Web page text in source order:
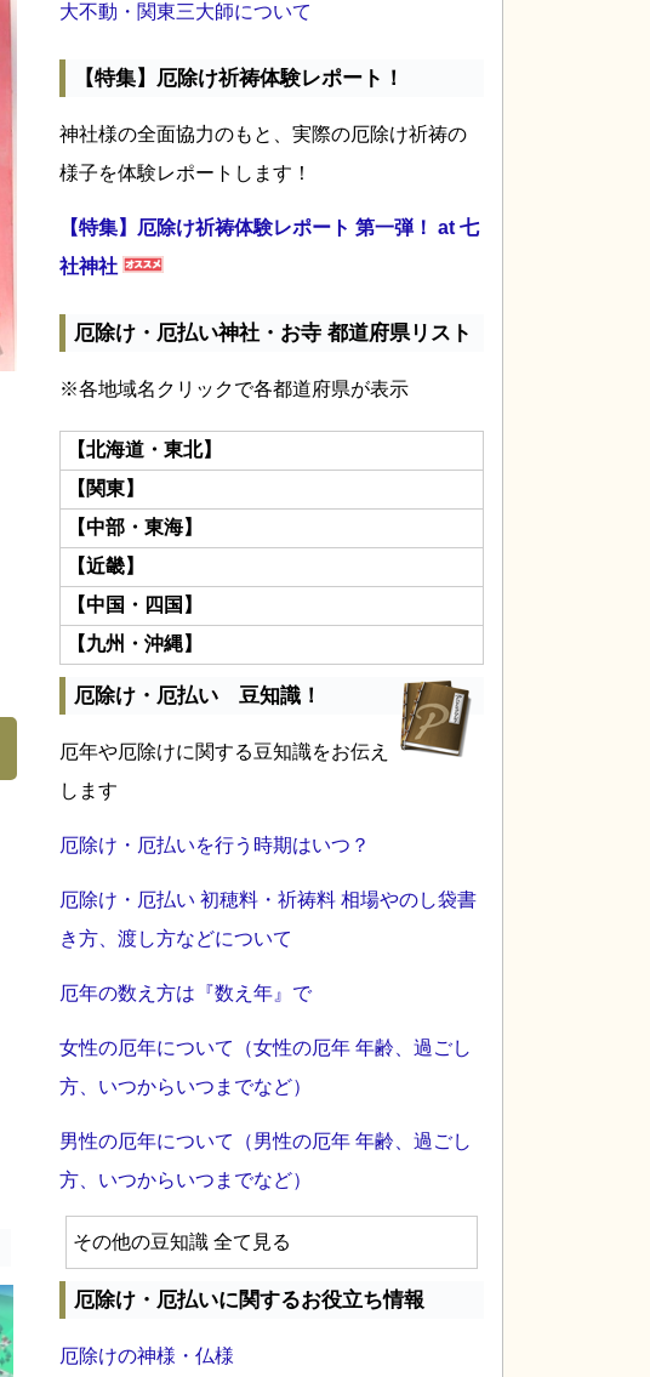
大不動・関東三大師について
【特集】厄除け祈祷体験レポート！
神社様の全面協力のもと、実際の厄除け祈祷の
様子を体験レポートします！
【特集】厄除け祈祷体験レポート 第一弾！ at 七
社神社
厄除け・厄払い神社・お寺 都道府県リスト
※各地域名クリックで各都道府県が表示
【北海道・東北】
【関東】
【中部・東海】
【近畿】
【中国・四国】
【九州・沖縄】
厄除け・厄払い 豆知識！
厄年や厄除けに関する豆知識をお伝え
します
厄除け・厄払いを行う時期はいつ？
厄除け・厄払い 初穂料・祈祷料 相場やのし袋書
き方、渡し方などについて
厄年の数え方は『数え年』で
女性の厄年について（女性の厄年 年齢、過ごし
方、いつからいつまでなど）
男性の厄年について（男性の厄年 年齢、過ごし
方、いつからいつまでなど）
その他の豆知識 全て見る
厄除け・厄払いに関するお役立ち情報
厄除けの神様・仏様